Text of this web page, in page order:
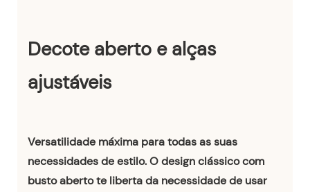
Decote aberto e alças
ajustáveis
Versatilidade máxima para todas as suas
necessidades de estilo. O design clássico com
busto aberto te liberta da necessidade de usar